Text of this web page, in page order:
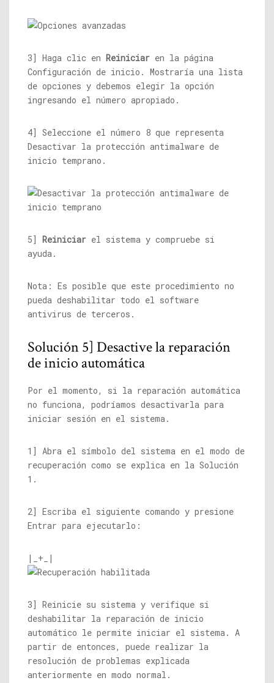
3] Haga clic en Reiniciar en la página
Configuración de inicio. Mostraría una lista
de opciones y debemos elegir la opción
ingresando el número apropiado.
4] Seleccione el número 8 que representa
Desactivar la protección antimalware de
inicio temprano.
5] Reiniciar el sistema y compruebe si
ayuda.
Nota: Es posible que este procedimiento no
pueda deshabilitar todo el software
antivirus de terceros.
Solución 5] Desactive la reparación
de inicio automática
Por el momento, si la reparación automática
no funciona, podríamos desactivarla para
iniciar sesión en el sistema.
1] Abra el símbolo del sistema en el modo de
recuperación como se explica en la Solución
1.
2] Escriba el siguiente comando y presione
Entrar para ejecutarlo:
|_+_|
3] Reinicie su sistema y verifique si
deshabilitar la reparación de inicio
automático le permite iniciar el sistema. A
partir de entonces, puede realizar la
resolución de problemas explicada
anteriormente en modo normal.